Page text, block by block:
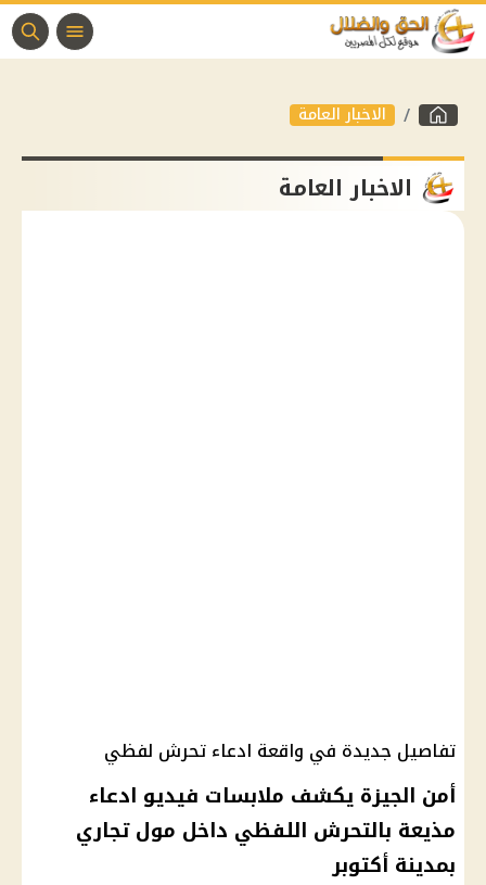
الاخبار العامة
الاخبار العامة
تفاصيل جديدة في واقعة ادعاء تحرش لفظي
أمن الجيزة يكشف ملابسات فيديو ادعاء
مذيعة بالتحرش اللفظي داخل مول تجاري
بمدينة أكتوبر